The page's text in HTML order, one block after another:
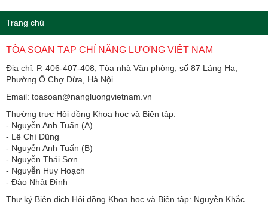
Trang chủ
TÒA SOẠN TẠP CHÍ NĂNG LƯỢNG VIỆT NAM
Địa chỉ: P. 406-407-408, Tòa nhà Văn phòng, số 87 Láng Hạ,
Phường Ô Chợ Dừa, Hà Nội
Email: toasoan@nangluongvietnam.vn
Thường trực Hội đồng Khoa học và Biên tập:
​​​​​​- Nguyễn Anh Tuấn (A)
- Lê Chí Dũng
- Nguyễn Anh Tuấn (B)
- Nguyễn Thái Sơn
- Nguyễn Huy Hoạch
- Đào Nhật Đình
Thư ký Biên dịch Hội đồng Khoa học và Biên tập: Nguyễn Khắc